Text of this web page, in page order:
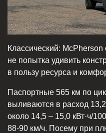
Классический:
не попытка удивить
в пользу ресурса и
Паспортные 565 км по
выливаются в расход
около 14,5 – 15,0 кВт·ч/
88-90 км/ч. Посему при